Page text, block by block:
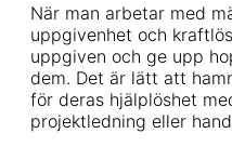
När man arbetar med
uppgivenhet och
uppgiven och ge upp
dem. Det är lätt att
för deras hjälplöshet
projektledning eller